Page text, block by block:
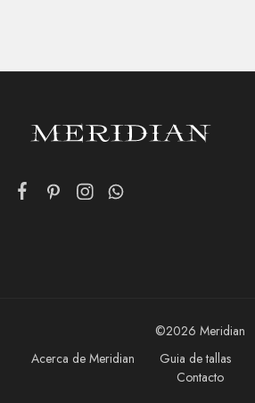
©2026 Meridian
Acerca de Meridian
Guia de tallas
Contacto